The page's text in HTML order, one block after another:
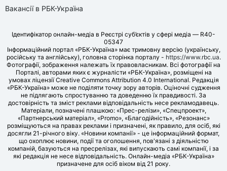
Вакансії в РБК-Україна
Ідентифікатор онлайн-медіа в Реєстрі суб’єктів у сфері медіа — R40-
05347
Інформаційний портал «РБК-Україна» має тримовну версію (українську,
російську та англійську), головна сторінка порталу - https://www.rbc.ua.
Фотографії, зображення належать їх правовласникам. Всі фотографії на
Порталі, авторами яких є журналісти «РБК-Україна», розміщені на
умовах ліцензії Creative Commons Attribution 4.0 International. Редакція
«РБК-Україна» може не поділяти точку зору авторів. Оціночні судження
не підлягають спростуванню та доведенню їх правдивості. За
достовірність та зміст реклами відповідальність несе рекламодавець.
Матеріали, позначені плашкою: «Прес-релізи», «Спецпроект»,
«Партнерський матеріал», «Promo», «Благодійність», «Резонанс»
розміщуються на правах реклами і призначені, як правило, для осіб, які
досягли 21-річного віку. «Новини компанії» - це інформаційний формат,
що охоплює новини, події та оголошення, пов'язані з діяльністю
компаній, базуються на пресрелізах, які випускають самі компанії, і за
які редакція не несе відповідальність. Онлайн-медіа «РБК-Україна»
призначене для осіб віком від 21 року.